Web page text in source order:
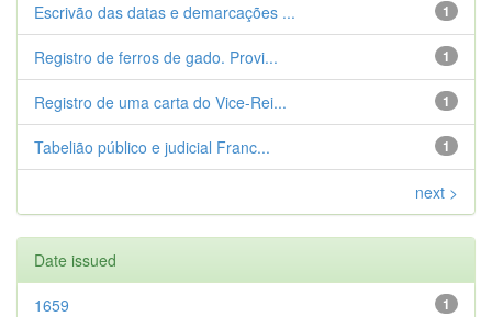
1
Escrivão das datas e demarcações ...
1
Registro de ferros de gado. Provi...
1
Registro de uma carta do Vice-Rei...
1
Tabelião público e judicial Franc...
next >
Date issued
1
1659